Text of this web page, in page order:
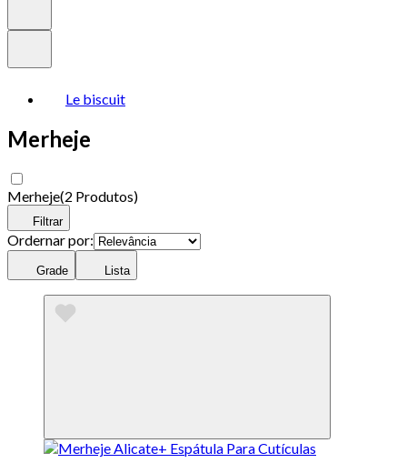
Le biscuit
Merheje
Merheje(2 Produtos)
Filtrar
Ordernar por:
Grade Lista